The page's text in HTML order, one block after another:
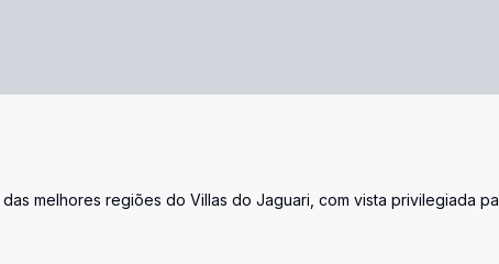
melhores regiões do Villas do Jaguari, com vista privilegiada